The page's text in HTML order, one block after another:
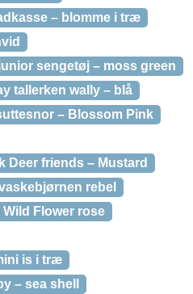
– blomme i træ
sengetøj – moss green
tallerken wally – blå
– Blossom Pink
Deer friends – Mustard
rebel
Flower rose
is i træ
– sea shell